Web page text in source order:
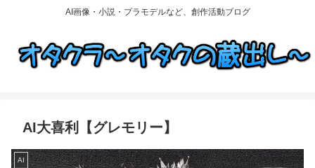
AI画像・小説・プラモデルなど、創作活動ブログ
AI大喜利【グレモリー】
AI